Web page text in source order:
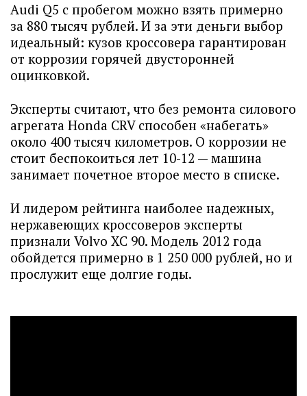
Audi Q5 с пробегом можно взять примерно
за 880 тысяч рублей. И за эти деньги выбор
идеальный: кузов кроссовера гарантирован
от коррозии горячей двусторонней
оцинковкой.
Эксперты считают, что без ремонта силового
агрегата Honda CRV способен «набегать»
около 400 тысяч километров. О коррозии не
стоит беспокоиться лет 10-12 — машина
занимает почетное второе место в списке.
И лидером рейтинга наиболее надежных,
нержавеющих кроссоверов эксперты
признали Volvo XC 90. Модель 2012 года
обойдется примерно в 1 250 000 рублей, но и
прослужит еще долгие годы.